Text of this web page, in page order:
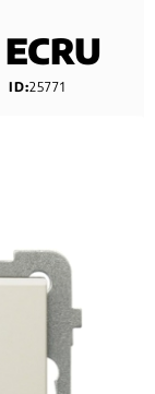
ID:25771